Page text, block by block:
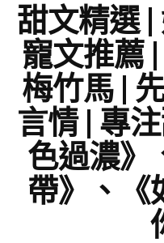
甜文精選
寵文推薦
梅竹馬 |
言情 | 專
色過濃》
帶》、《